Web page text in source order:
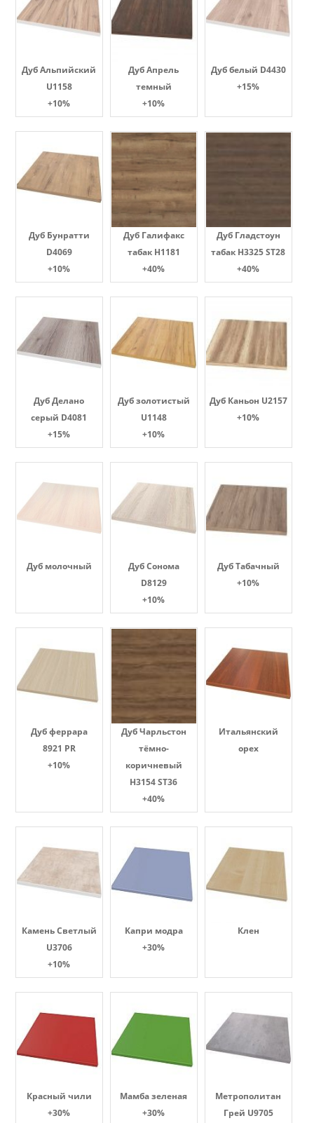
Дуб Альпийский
U1158
+10%
Дуб Апрель
темный
+10%
Дуб белый D4430
+15%
Дуб Бунратти
D4069
+10%
Дуб Галифакс
табак Н1181
+40%
Дуб Гладстоун
табак H3325 ST28
+40%
Дуб Делано
серый D4081
+15%
Дуб золотистый
U1148
+10%
Дуб Каньон U2157
+10%
Дуб молочный
Дуб Сонома
D8129
+10%
Дуб Табачный
+10%
Дуб феррара
8921 PR
+10%
Дуб Чарльстон
тёмно-
коричневый
H3154 ST36
+40%
Итальянский
орех
Камень Светлый
U3706
+10%
Капри модра
+30%
Клен
Красный чили
+30%
Мамба зеленая
+30%
Метрополитан
Грей U9705